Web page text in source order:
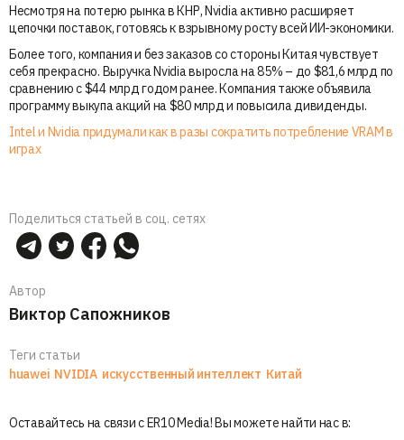
Несмотря на потерю рынка в КНР, Nvidia активно расширяет
цепочки поставок, готовясь к взрывному росту всей ИИ-экономики.
Более того, компания и без заказов со стороны Китая чувствует
себя прекрасно. Выручка Nvidia выросла на 85% – до $81,6 млрд по
сравнению с $44 млрд годом ранее. Компания также объявила
программу выкупа акций на $80 млрд и повысила дивиденды.
Intel и Nvidia придумали как в разы сократить потребление VRAM в
играх
Поделиться статьей в соц. сетях
Автор
Виктор Сапожников
Теги статьи
huawei NVIDIA искусственный интеллект Китай
Оставайтесь на связи с ER10 Media! Вы можете найти нас в: